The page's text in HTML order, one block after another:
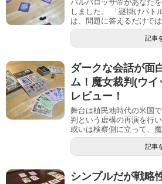
バルバロッサ帝があなた
しました。 「謎掛けバト
は、問題に答えるだけで
記事
ダークな会話が面
ム！魔女裁判(ウ
レビュー！
舞台は植民地時代の米国
判という虚構の再演を行
或いは検察側に立って、
記事
シンプルだが戦略